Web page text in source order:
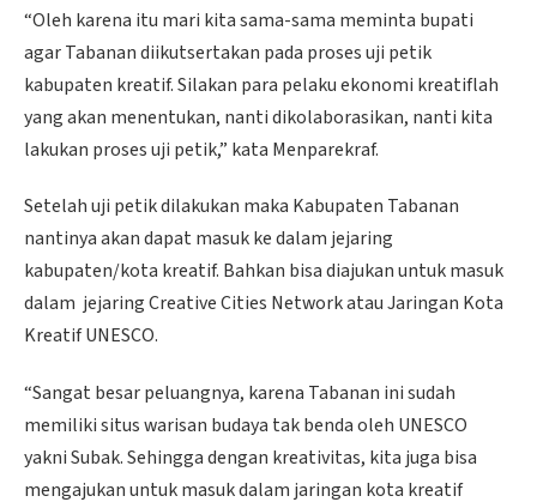
“Oleh karena itu mari kita sama-sama meminta bupati
agar Tabanan diikutsertakan pada proses uji petik
kabupaten kreatif. Silakan para pelaku ekonomi kreatiflah
yang akan menentukan, nanti dikolaborasikan, nanti kita
lakukan proses uji petik,” kata Menparekraf.
Setelah uji petik dilakukan maka Kabupaten Tabanan
nantinya akan dapat masuk ke dalam jejaring
kabupaten/kota kreatif. Bahkan bisa diajukan untuk masuk
dalam jejaring Creative Cities Network atau Jaringan Kota
Kreatif UNESCO.
“Sangat besar peluangnya, karena Tabanan ini sudah
memiliki situs warisan budaya tak benda oleh UNESCO
yakni Subak. Sehingga dengan kreativitas, kita juga bisa
mengajukan untuk masuk dalam jaringan kota kreatif